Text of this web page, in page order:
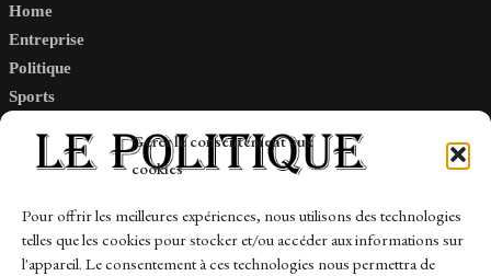
Gérer le consentement aux
cookies
Pour offrir les meilleures expériences, nous utilisons des technologies
telles que les cookies pour stocker et/ou accéder aux informations sur
l'appareil. Le consentement à ces technologies nous permettra de
Home
Entreprise
Politique
Sports
Links